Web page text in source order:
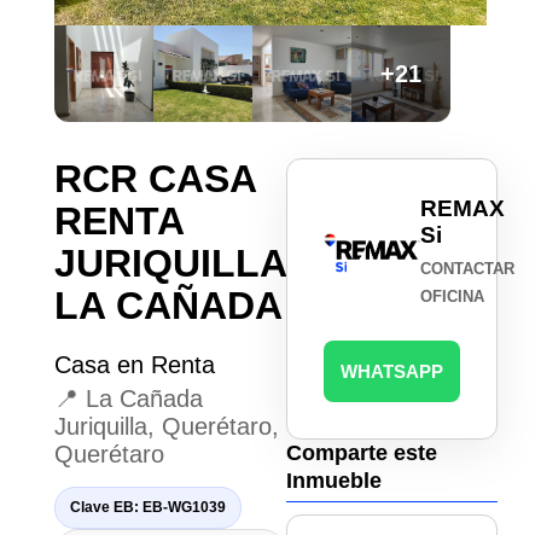
+21
RCR CASA
RENTA
JURIQUILLA
LA CAÑADA
Casa en Renta
📍 La Cañada
Juriquilla, Querétaro,
Querétaro
Clave EB: EB-WG1039
REMAX
Si
CONTACTAR
OFICINA
WHATSAPP
Comparte este
Inmueble